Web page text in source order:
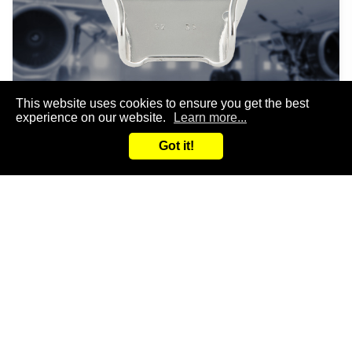
飛機配件
This website uses cookies to ensure you get the best
experience on our website.
Learn more...
Got it!